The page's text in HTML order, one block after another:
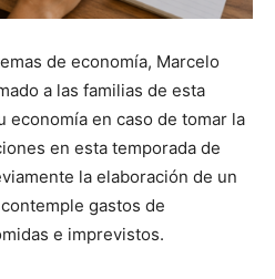
de economía, Marcelo
a las familias de esta
economía en caso de tomar la
en esta temporada de
la elaboración de un
gastos de
e imprevistos.